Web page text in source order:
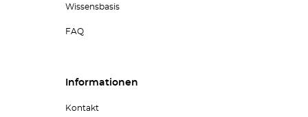
Wissensbasis
FAQ
Informationen
Kontakt